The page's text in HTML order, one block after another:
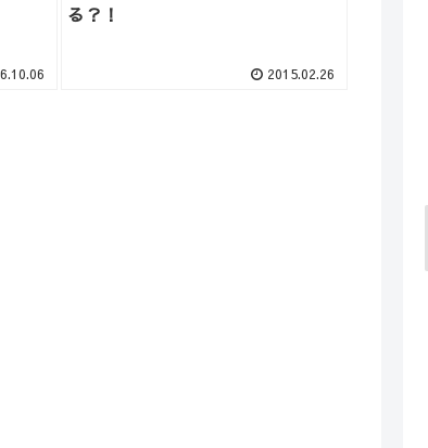
る？！
2015.02.26